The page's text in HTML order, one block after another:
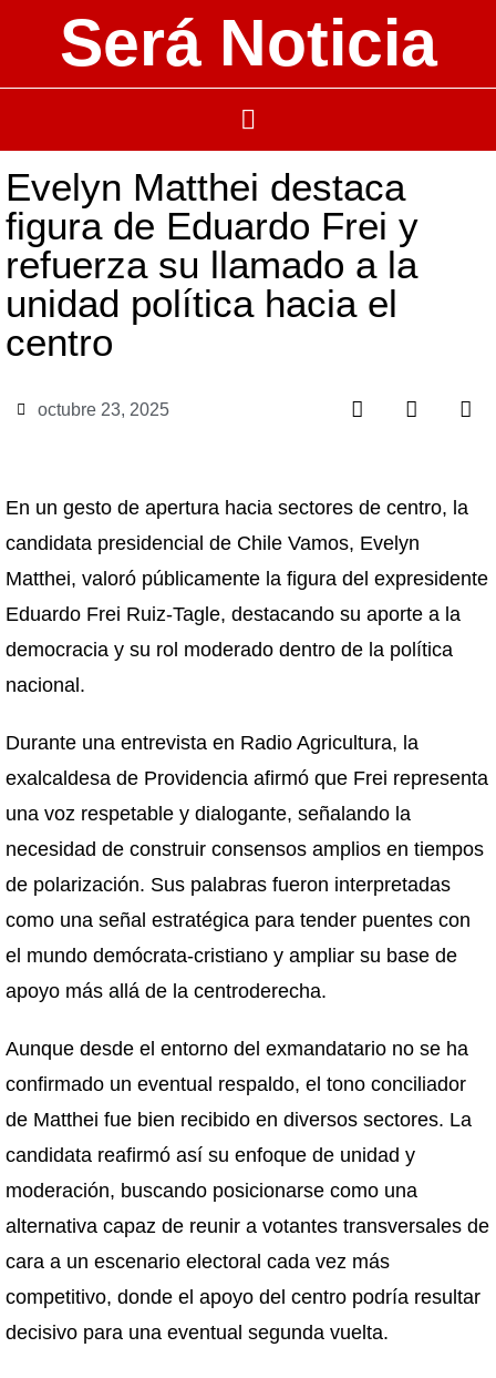
Será Noticia
Evelyn Matthei destaca
figura de Eduardo Frei y
refuerza su llamado a la
unidad política hacia el
centro
octubre 23, 2025
En un gesto de apertura hacia sectores de centro, la
candidata presidencial de Chile Vamos, Evelyn
Matthei, valoró públicamente la figura del expresidente
Eduardo Frei Ruiz-Tagle, destacando su aporte a la
democracia y su rol moderado dentro de la política
nacional.
Durante una entrevista en Radio Agricultura, la
exalcaldesa de Providencia afirmó que Frei representa
una voz respetable y dialogante, señalando la
necesidad de construir consensos amplios en tiempos
de polarización. Sus palabras fueron interpretadas
como una señal estratégica para tender puentes con
el mundo demócrata-cristiano y ampliar su base de
apoyo más allá de la centroderecha.
Aunque desde el entorno del exmandatario no se ha
confirmado un eventual respaldo, el tono conciliador
de Matthei fue bien recibido en diversos sectores. La
candidata reafirmó así su enfoque de unidad y
moderación, buscando posicionarse como una
alternativa capaz de reunir a votantes transversales de
cara a un escenario electoral cada vez más
competitivo, donde el apoyo del centro podría resultar
decisivo para una eventual segunda vuelta.